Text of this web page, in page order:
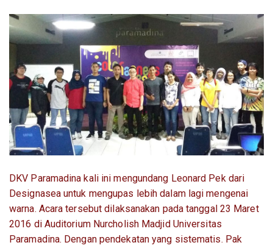
DKV Paramadina kali ini mengundang Leonard Pek dari
Designasea untuk mengupas lebih dalam lagi mengenai
warna. Acara tersebut dilaksanakan pada tanggal 23 Maret
2016 di Auditorium Nurcholish Madjid Universitas
Paramadina. Dengan pendekatan yang sistematis. Pak